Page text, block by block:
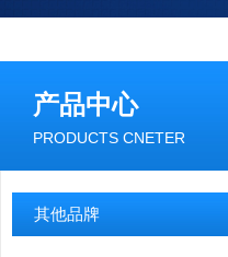
产品中心
PRODUCTS CNETER
其他品牌